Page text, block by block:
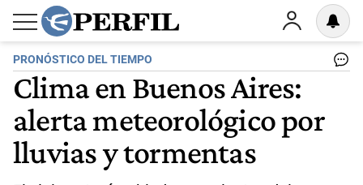
PRONÓSTICO DEL TIEMPO
Clima en Buenos Aires:
alerta meteorológico por
lluvias y tormentas